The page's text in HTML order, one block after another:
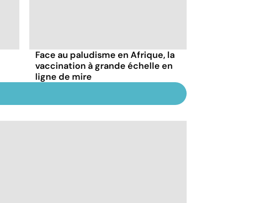
Face au paludisme en Afrique, la
vaccination à grande échelle en
ligne de mire